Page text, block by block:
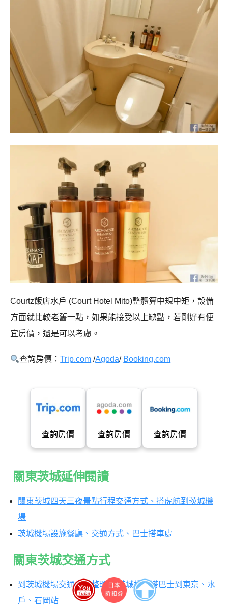
Courtz飯店水戶 (Court Hotel Mito)整體算中規中矩，設備
方面就比較老舊一點，如果能接受以上缺點，若剛好有便
宜房價，還是可以考慮。
查詢房價：Trip.com /Agoda/ Booking.com
查詢房價 查詢房價 查詢房價
關東茨城延伸閱讀
關東茨城四天三夜景點行程交通方式、搭虎航到茨城機
場
茨城機場設施餐廳、交通方式、巴士搭車處
關東茨城交通方式
到茨城機場交通方式整理|從茨城機場搭巴士到東京、水
戶、石岡站